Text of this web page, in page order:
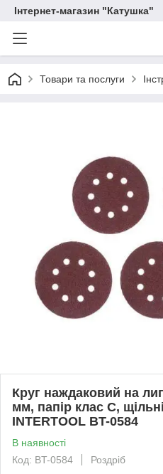
Інтернет-магазин "Катушка"
Товари та послуги
Круг наждаковий на
мм, папір клас С,
INTERTOOL BT-0584
В наявності
Код: BT-0584
Роздріб